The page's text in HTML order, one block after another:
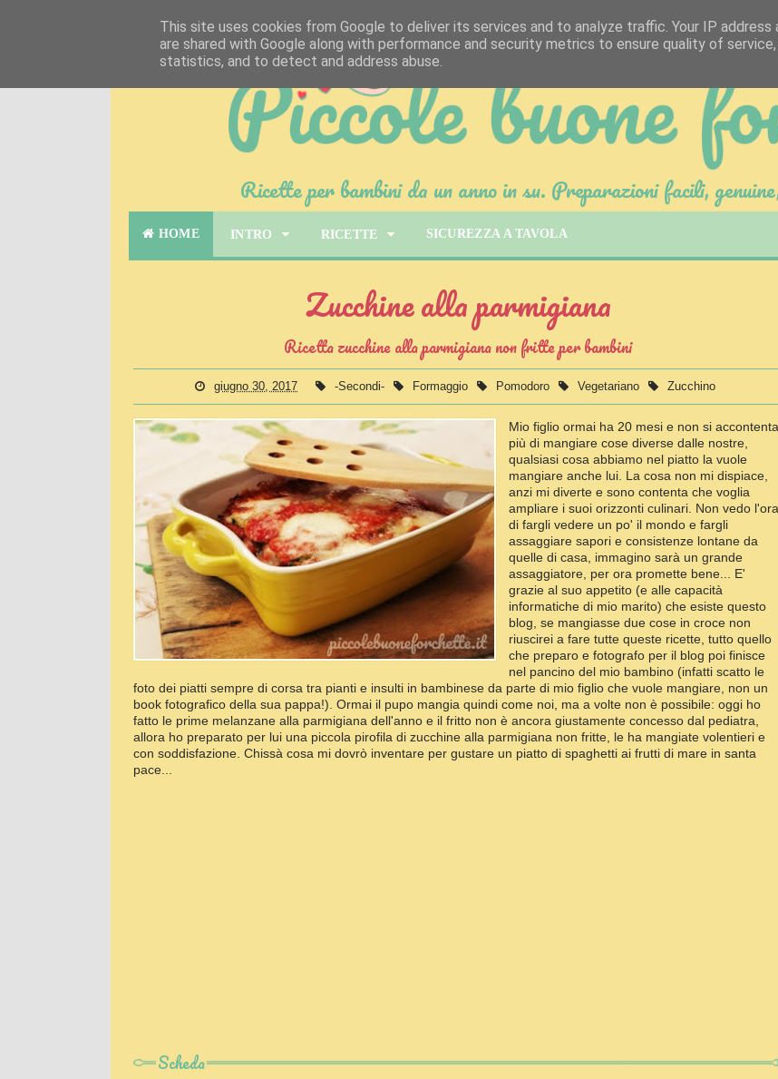
Ricette per bambini da un anno in su. Preparazioni facili,
HOME INTRO RICETTE SICUREZZA A TAVOLA
Zucchine alla parmigiana
Ricetta zucchine alla parmigiana non fritte per bambini
giugno 30, 2017 -Secondi- Formaggio Pomodoro Vegetariano Zucchino
Mio figlio ormai ha 20 mesi e non si accontenta
più di mangiare cose diverse dalle nostre,
qualsiasi cosa abbiamo nel piatto la vuole
mangiare anche lui. La cosa non mi dispiace,
anzi mi diverte e sono contenta che voglia
ampliare i suoi orizzonti culinari. Non vedo l'ora
di fargli vedere un po' il mondo e fargli
assaggiare sapori e consistenze lontane da
quelle di casa, immagino sarà un grande
assaggiatore, per ora promette bene... E'
grazie al suo appetito (e alle capacità
informatiche di mio marito) che esiste questo
blog, se mangiasse due cose in croce non
riuscirei a fare tutte queste ricette, tutto quello
che preparo e fotografo per il blog poi finisce
nel pancino del mio bambino (infatti scatto le
foto dei piatti sempre di corsa tra pianti e insulti in bambinese da parte di mio figlio che vuole mangiare, non un
book fotografico della sua pappa!). Ormai il pupo mangia quindi come noi, ma a volte non è possibile: oggi ho
fatto le prime melanzane alla parmigiana dell'anno e il fritto non è ancora giustamente concesso dal pediatra,
allora ho preparato per lui una piccola pirofila di zucchine alla parmigiana non fritte, le ha mangiate volentieri e
con soddisfazione. Chissà cosa mi dovrò inventare per gustare un piatto di spaghetti ai frutti di mare in santa
pace...
Scheda
This site uses cookies from Google to deliver its services and to analyze traffic. Your IP address
are shared with Google along with performance and security metrics to ensure quality of
statistics, and to detect and address abuse.